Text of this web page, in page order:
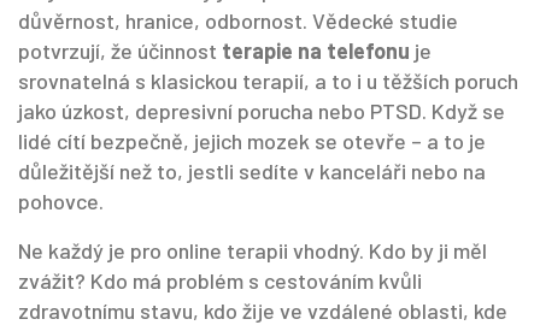
důvěrnost, hranice, odbornost. Vědecké studie
potvrzují, že účinnost terapie na telefonu je
srovnatelná s klasickou terapií, a to i u těžších poruch
jako úzkost, depresivní porucha nebo PTSD. Když se
lidé cítí bezpečně, jejich mozek se otevře – a to je
důležitější než to, jestli sedíte v kanceláři nebo na
pohovce.
Ne každý je pro online terapii vhodný. Kdo by ji měl
zvážit? Kdo má problém s cestováním kvůli
zdravotnímu stavu, kdo žije ve vzdálené oblasti, kde